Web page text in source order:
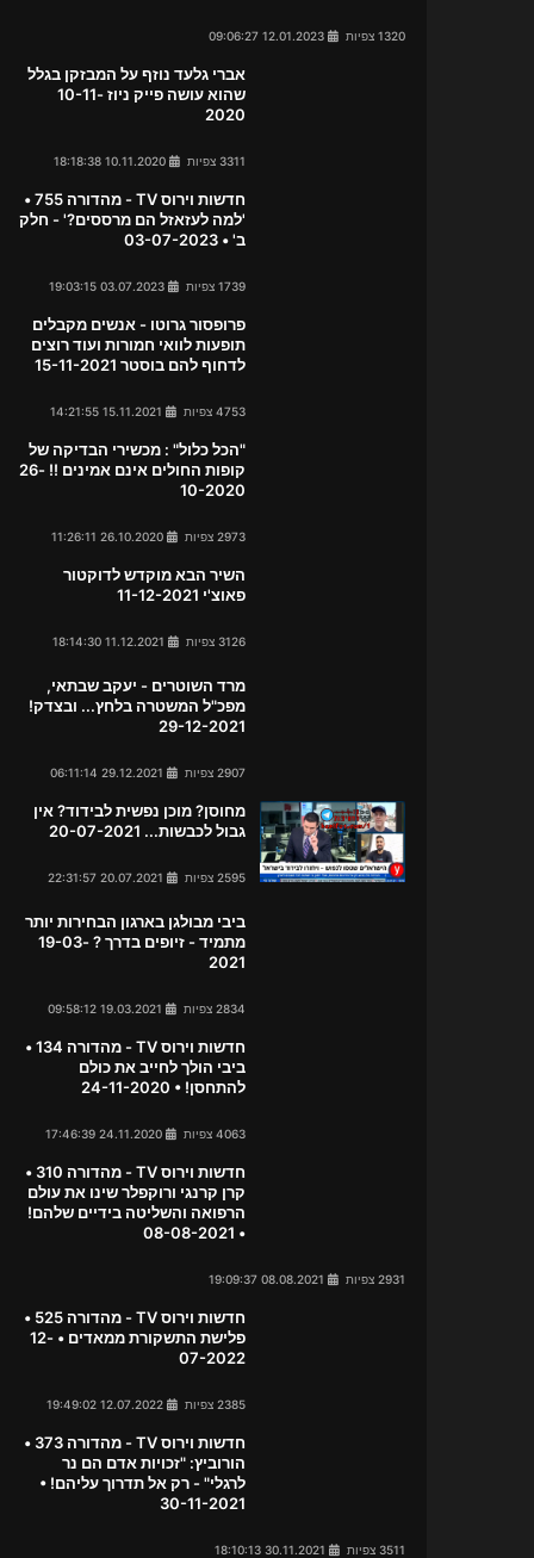
1320 צפיות
אברי גלעד נוזף על המבזקן בגלל
שהוא עושה פייק ניוז 10-11-
2020
3311 צפיות
חדשות וירוס TV - מהדורה 755 •
'למה לעזאזל הם מרססים?' - חלק
ב' • 03-07-2023
1739 צפיות
פרופסור גרוטו - אנשים מקבלים
תופעות לוואי חמורות ועוד רוצים
לדחוף להם בוסטר 15-11-2021
4753 צפיות
"הכל כלול" : מכשירי הבדיקה של
קופות החולים אינם אמינים !! 26-
10-2020
2973 צפיות
השיר הבא מוקדש לדוקטור
פאוצ'י 11-12-2021
3126 צפיות
מרד השוטרים - יעקב שבתאי,
מפכ"ל המשטרה בלחץ... ובצדק!
29-12-2021
2907 צפיות
מחוסן? מוכן נפשית לבידוד? אין
גבול לכבשות... 20-07-2021
2595 צפיות
ביבי מבולגן בארגון הבחירות יותר
מתמיד - זיופים בדרך ? 19-03-
2021
2834 צפיות
חדשות וירוס TV - מהדורה 134 •
ביבי הולך לחייב את כולם
להתחסן! • 24-11-2020
4063 צפיות
חדשות וירוס TV - מהדורה 310 •
קרן קרנגי ורוקפלר שינו את עולם
הרפואה והשליטה בידיים שלהם!
• 08-08-2021
2931 צפיות
חדשות וירוס TV - מהדורה 525 •
פלישת התשקורת ממאדים • 12-
07-2022
2385 צפיות
חדשות וירוס TV - מהדורה 373 •
הורוביץ: "זכויות אדם הם נר
לרגלי" - רק אל תדרוך עליהם! •
30-11-2021
3511 צפיות